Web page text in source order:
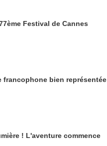
Festival de Cannes
francophone bien représentée
! L'aventure commence